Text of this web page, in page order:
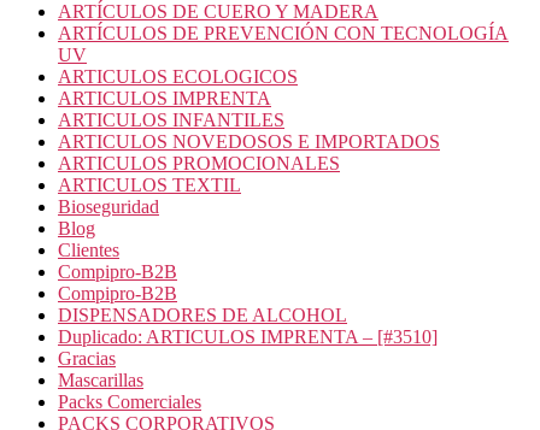
ARTÍCULOS DE CUERO Y MADERA
ARTÍCULOS DE PREVENCIÓN CON TECNOLOGÍA
UV
ARTICULOS ECOLOGICOS
ARTICULOS IMPRENTA
ARTICULOS INFANTILES
ARTICULOS NOVEDOSOS E IMPORTADOS
ARTICULOS PROMOCIONALES
ARTICULOS TEXTIL
Bioseguridad
Blog
Clientes
Compipro-B2B
Compipro-B2B
DISPENSADORES DE ALCOHOL
Duplicado: ARTICULOS IMPRENTA – [#3510]
Gracias
Mascarillas
Packs Comerciales
PACKS CORPORATIVOS